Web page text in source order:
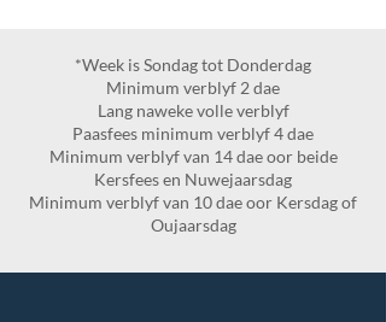
*Week is Sondag tot Donderdag
Minimum verblyf 2 dae
Lang naweke volle verblyf
Paasfees minimum verblyf 4 dae
Minimum verblyf van 14 dae oor beide
Kersfees en Nuwejaarsdag
Minimum verblyf van 10 dae oor Kersdag of
Oujaarsdag